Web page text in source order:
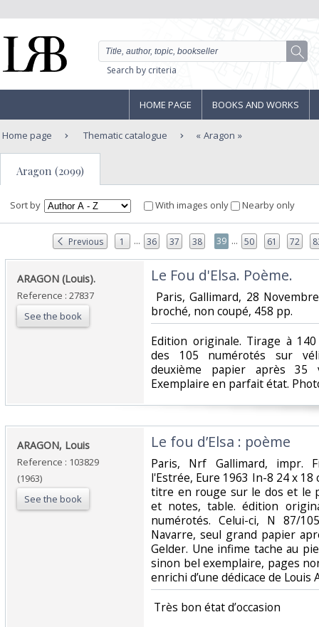
Search by criteria
HOME PAGE BOOKS AND WORKS
Home page Thematic catalogue Aragon
Aragon (2099)
Sort by With images only Nearby only
Previous 1 ... 36 37 38 39 ... 50 61 72
‎ARAGON (Louis).‎
Reference : 27837
See the book
‎Le Fou d'Elsa. Poème.‎
Paris, Gallimard, 28
broché, non coupé, 458 pp. ‎
‎Edition originale. Tirage à
des 105 numérotés sur
deuxième papier après 35
Exemplaire en parfait état.
‎ARAGON, Louis‎
Reference : 103829
(1963)
See the book
‎Le fou d’Elsa : poème‎
‎Paris, Nrf Gallimard, impr.
l'Estrée, Eure 1963 In-8 24 x
titre en rouge sur le dos et le
et notes, table. édition
numérotés. Celui-ci, N 87/
Navarre, seul grand papier
Gelder. Une infime tache au
sinon bel exemplaire, pages
enrichi d’une dédicace de Louis
‎ Très bon état d’occasion ‎